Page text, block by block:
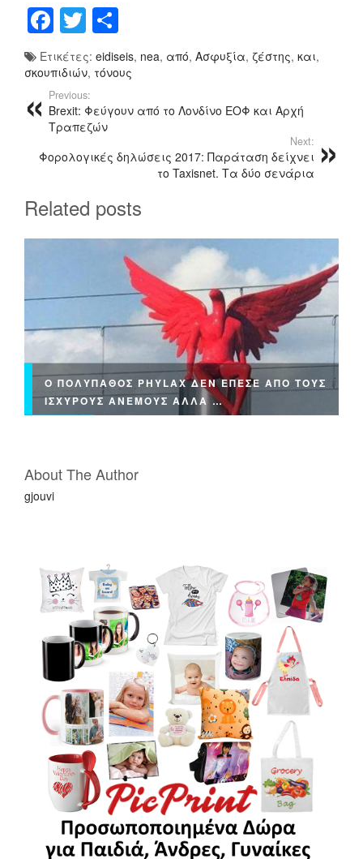
F
a
c
e
b
o
o
k
T
wi
tt
er
οι
ρ
σ
τ
εί
τ
ε
Ετικέτες: eidiseis, nea, από, Ασφυξία, ζέστης, και,
σκουπιδιών, τόνους
Previous:
Brexit: Φεύγουν από το Λονδίνο ΕΟΦ και Αρχή
Τραπεζών
Next:
Φορολογικές δηλώσεις 2017: Παράταση δείχνει
το Taxisnet. Τα δύο σενάρια
Related posts
Ο ΠΟΛΎΠΑΘΟΣ PHYLAX ΔΕΝ ΈΠΕΣΕ ΑΠΌ ΤΟΥΣ
ΙΣΧΥΡΟΎΣ ΑΝΈΜΟΥΣ ΑΛΛΆ …
Ο
Α
Ό
Ο
Μ
Ά
Δ
Α
Τ
Ε
Υ
Ι
Σ
Τ
Ώ
Ν
About The Author
gjouvi